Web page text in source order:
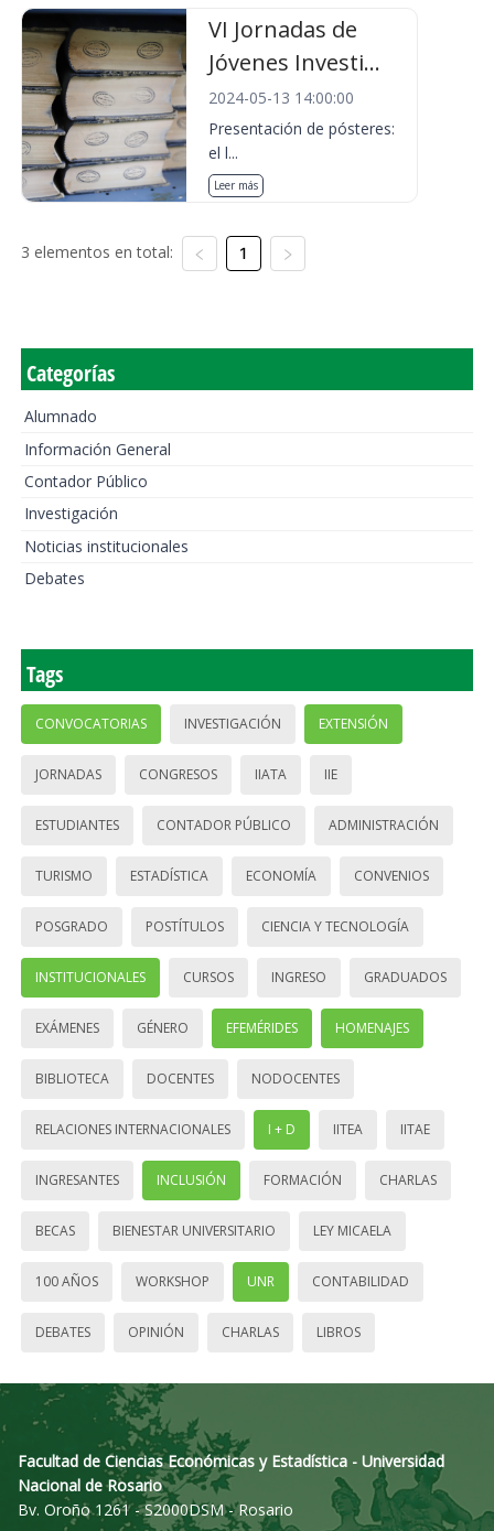
VI Jornadas de
Jóvenes Investi...
2024-05-13 14:00:00
Presentación de pósteres:
el l...
Leer más
3 elementos en total: 1
Categorías
Alumnado
Información General
Contador Público
Investigación
Noticias institucionales
Debates
Tags
CONVOCATORIAS INVESTIGACIÓN EXTENSIÓN
JORNADAS CONGRESOS IIATA IIE
ESTUDIANTES CONTADOR PÚBLICO ADMINISTRACIÓN
TURISMO ESTADÍSTICA ECONOMÍA CONVENIOS
POSGRADO POSTÍTULOS CIENCIA Y TECNOLOGÍA
INSTITUCIONALES CURSOS INGRESO GRADUADOS
EXÁMENES GÉNERO EFEMÉRIDES HOMENAJES
BIBLIOTECA DOCENTES NODOCENTES
RELACIONES INTERNACIONALES I + D IITEA IITAE
INGRESANTES INCLUSIÓN FORMACIÓN CHARLAS
BECAS BIENESTAR UNIVERSITARIO LEY MICAELA
100 AÑOS WORKSHOP UNR CONTABILIDAD
DEBATES OPINIÓN CHARLAS LIBROS
Facultad de Ciencias Económicas y Estadística - Universidad
Nacional de Rosario
Bv. Oroño 1261 - S2000DSM - Rosario